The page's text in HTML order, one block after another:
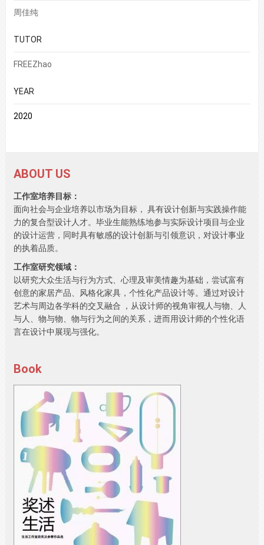
周佳纯
TUTOR
FREEZhao
YEAR
2020
ABOUT US
工作室培养目标：
面向社会与企业培养以市场为目标， 具有设计创新与实践操作能
力的复合型设计人才。毕业生能熟练地参与实际设计项目与企业
的设计运营，同时具有敏感的设计创新与引领意识，对设计事业
的执着品质。
工作室研究领域：
以研究大众生活与行为方式、心理及审美情趣为基础，尝试富有
创意的家居产品、风格化家具，个性化产品设计等。通过对设计
艺术与周边各学科的交叉融合 ，从设计师的视角审视人与物、人
与人、物与物、物与行为之间的关系，进而用设计师的个性化语
言在设计中展现与强化。
Book